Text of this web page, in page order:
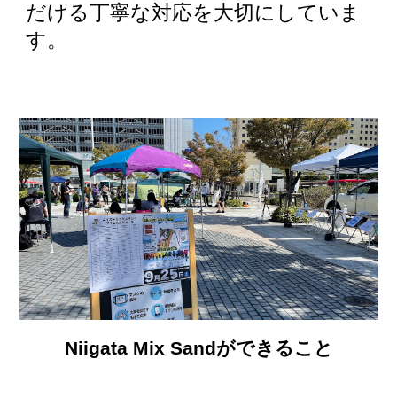
だける丁寧な対応を大切にしていま
す。
Niigata Mix Sandができること